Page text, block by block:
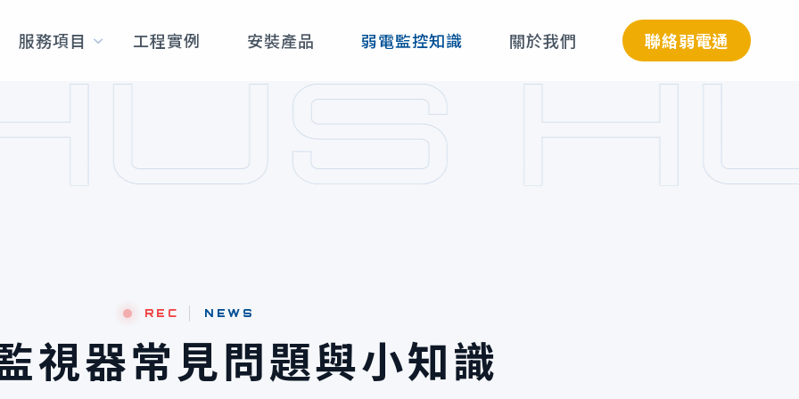
服務項目 工程實例 安裝產品 弱電監控知識 關於我們 聯絡弱電通
REC NEWS
視器常見問題與小知識